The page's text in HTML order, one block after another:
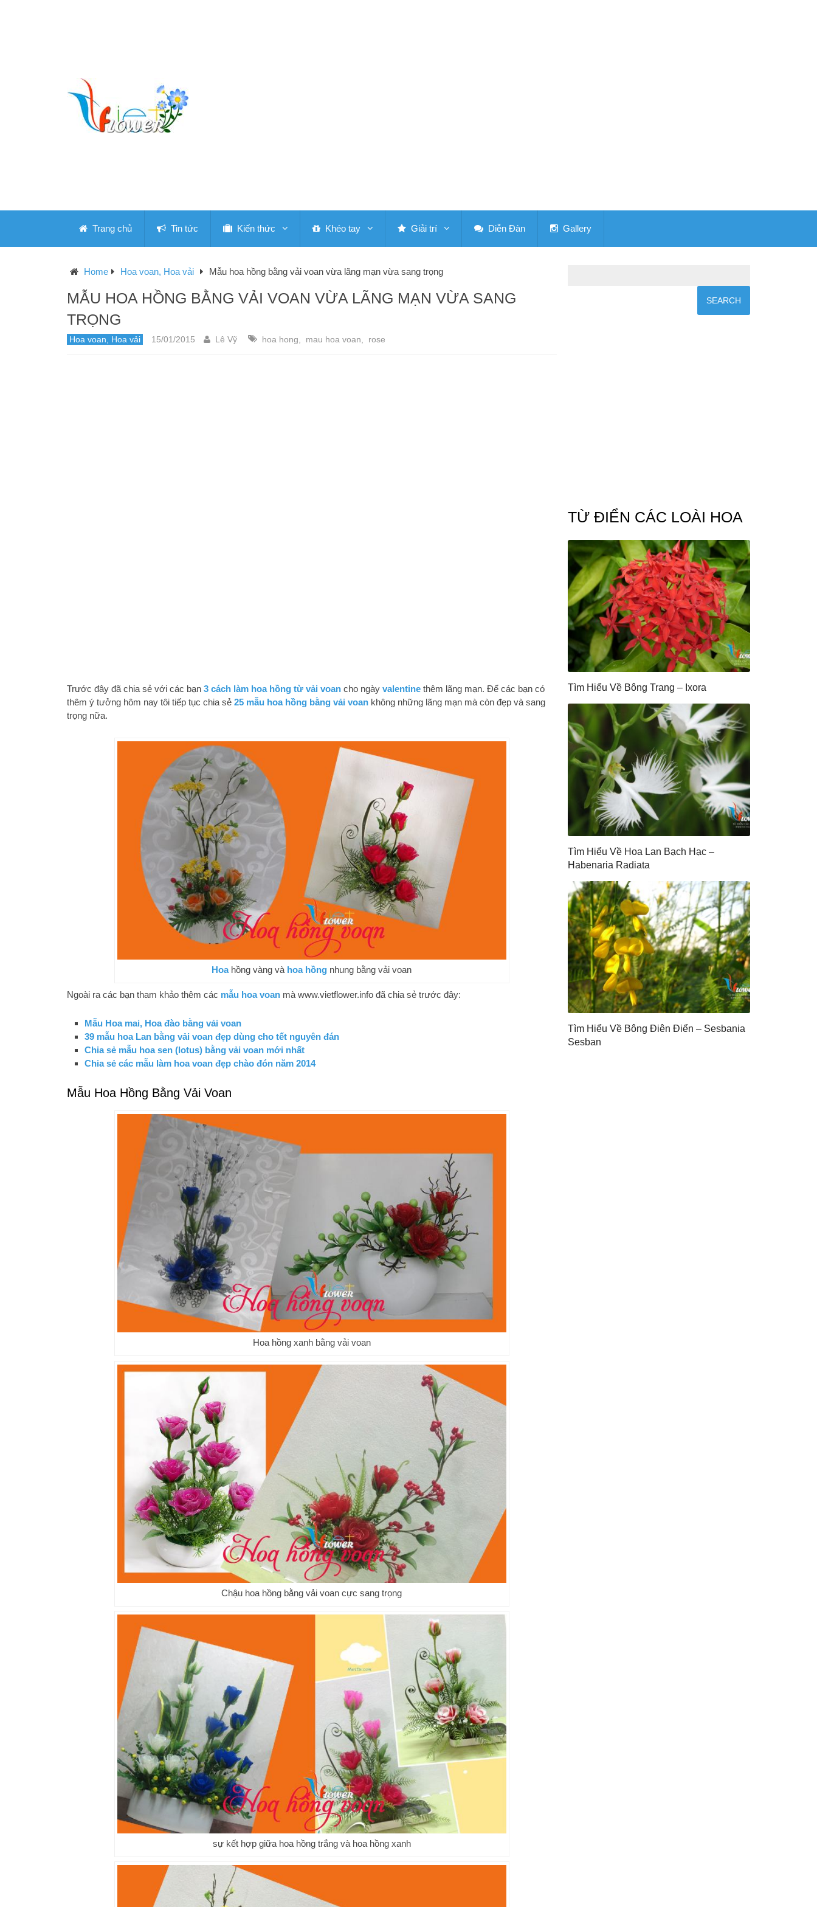
Trang chủ Tin tức Kiến thức Khéo tay Giải trí Diễn Đàn Gallery
Home Hoa voan, Hoa vải Mẫu hoa hồng bằng vải voan vừa lãng mạn vừa sang trọng
MẪU HOA HỒNG BẰNG VẢI VOAN VỪA LÃNG MẠN VỪA SANG
TRỌNG
Hoa voan, Hoa vải 15/01/2015 Lê Vỹ hoa hong mau hoa voan rose
Trước đây đã chia sẻ với các bạn 3 cách làm hoa hồng từ vải voan cho ngày valentine thêm lãng mạn. Để các bạn có
thêm ý tưởng hôm nay tôi tiếp tục chia sẻ 25 mẫu hoa hồng bằng vải voan không những lãng mạn mà còn đẹp và sang
trọng nữa.
Hoahồng vàng và hoa hồng nhung bằng vải voan
Ngoài ra các bạn tham khảo thêm các mẫu hoa voan mà www.vietflower.info đã chia sẻ trước đây:
Mẫu Hoa mai, Hoa đào bằng vải voan
39 mẫu hoa Lan bằng vải voan đẹp dùng cho tết nguyên đán
Chia sẻ mẫu hoa sen (lotus) bằng vải voan mới nhất
Chia sẻ các mẫu làm hoa voan đẹp chào đón năm 2014
Mẫu Hoa Hồng Bằng Vải Voan
Hoa hồng xanh bằng vải voan
Chậu hoa hồng bằng vải voan cực sang trọng
sự kết hợp giữa hoa hồng trắng và hoa hồng xanh
TỪ ĐIỂN CÁC LOÀI HOA
Tìm Hiểu Về Bông Trang – Ixora
Tìm Hiểu Về Hoa Lan Bạch Hạc –
Habenaria Radiata
Tìm Hiểu Về Bông Điên Điển – Sesbania
Sesban